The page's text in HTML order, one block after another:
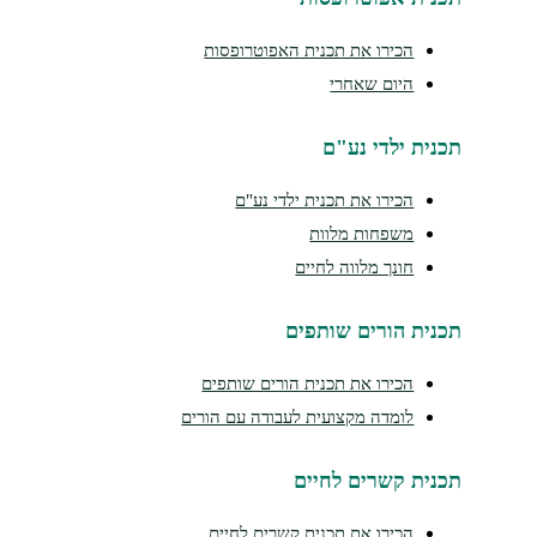
הכירו את תכנית האפוטרופסות
היום שאחרי
תכנית ילדי נע"ם
הכירו את תכנית ילדי נע"ם
משפחות מלוות
חונך מלווה לחיים
תכנית הורים שותפים
הכירו את תכנית הורים שותפים
לומדה מקצועית לעבודה עם הורים
תכנית קשרים לחיים